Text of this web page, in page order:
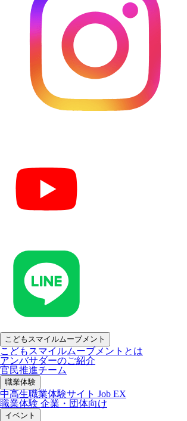
こどもスマイルムーブメント
こどもスマイルムーブメントとは
アンバサダーのご紹介
官民推進チーム
職業体験
中高生職業体験サイト Job EX
職業体験 企業・団体向け
イベント